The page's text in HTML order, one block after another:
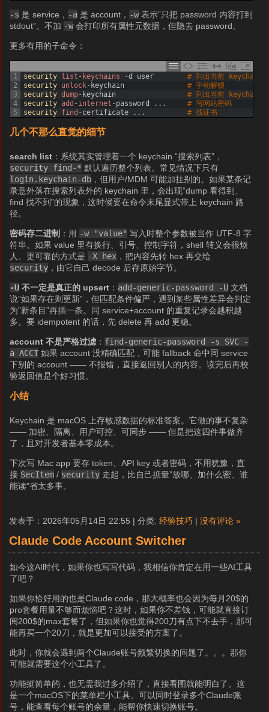
-s 是 service， -a 是 account， -w表示”只把 password 内容打到
stdout”。不加 -w会打印所有属性元数据，但隐去 password。
更多有用的子命令：
1
2
3
4
5
security list - keychains -d user
# 列出当前
security unlock- keychain
# 手动解锁
security dump- keychain
# 列出当前 keychain
security add -internet -password . . .
# 写网站密码
security find - certificate . . . # 找证书
几个不那么直觉的细节
search list ：系统其实管理着一个 keychain “搜索列表”，
security find-* 默认遍历整个列表。常见情况下只有
login.keychain-db ，但用户/MDM 可能加挂别的。如果某条记
录意外落在搜索列表外的 keychain 里，会出现”dump 看得到、
find 找不到”的现象，这时候要在命令末尾显式带上 keychain 路
径。
密码存二进制 ：用 -w "value" 写入时整个参数被当作 UTF-8 字
符串。如果 value 里有换行、引号、控制字符，shell 转义会很烦
人。更可靠的方式是 -X hex ，把内容先转 hex 再交给
security ，由它自己 decode 后存原始字节。
-U 不一定是真正的 upsert ： add-generic-password -U 文档
说”如果存在则更新”，但匹配条件偏严，遇到某些属性差异会判定
为”新条目”再插一条。同 service+account 的重复记录会越积越
多。要 idempotent 的话，先 delete 再 add 更稳。
account 不是严格过滤 ： find-generic-password -s SVC -
a ACCT 如果 account 没精确匹配，可能 fallback 命中同 service
下别的 account —— 不报错，直接返回别人的内容。读完后再校
验返回值是个好习惯。
小结
Keychain 是 macOS 上存敏感数据的标准答案。它做的事不复杂
—— 加密、隔离、用户可控、可同步 —— 但是把这四件事做齐
了，且对开发者基本零成本。
下次写 Mac app 要存 token、API key 或者密码，不用犹豫，直
接 SecItem / security 走起，比自己掂量”放哪、加什么密、谁
能读”省太多事。
发表于：2026年05月14日 22:55 | 分类: 经验技巧 | 没有评论 »
Claude Code Account Switcher
如今这AI时代，如果你也写写代码，我相信你肯定在用一些AI工具
了吧？
如果你恰好用的也是Claude code，那大概率也会因为每月20$的
pro套餐用量不够而烦恼吧？这时，如果你不差钱，可能就直接订
阅200$的max套餐了，但如果你也觉得200刀有点下不去手，那可
能再买一个20刀，就是更加可以接受的方案了。
此时，你就会遇到两个Claude账号频繁切换的问题了。。。那你
可能就需要这个小工具了。
功能挺简单的，也无需我过多介绍了，直接看图就能明白了。这
是一个macOS下的菜单栏小工具。可以同时登录多个Claude账
号，能查看每个账号的余量，能帮你快速切换账号。